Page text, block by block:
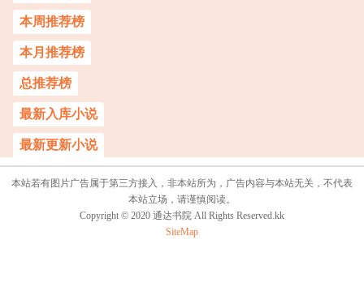
本周推荐榜
本月推荐榜
总推荐榜
最新入库小说
最新更新小说
本站若有图片广告属于第三方接入，非本站所为，广告内容与本站无关，不代表
本站立场，请谨慎阅读。
Copyright © 2020 通达书院 All Rights Reserved.kk
SiteMap